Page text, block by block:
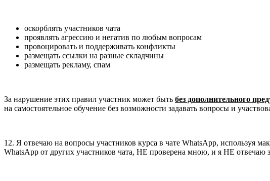
оскорблять участников чата
проявлять агрессию и негатив по любым вопросам
провоцировать и поддерживать конфликты
размещать ссылки на разные складчины
размещать рекламу, спам
За нарушение этих правил участник может быть без дополнительного
на самостоятельное обучение без возможности задавать вопросы и
12. Я отвечаю на вопросы участников курса в чате WhatsApp, используя
WhatsApp от других участников чата, НЕ проверена мною, и я НЕ отвечаю